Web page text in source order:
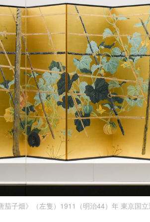
茄子畑》（左隻）1911（明治44）年 東京国